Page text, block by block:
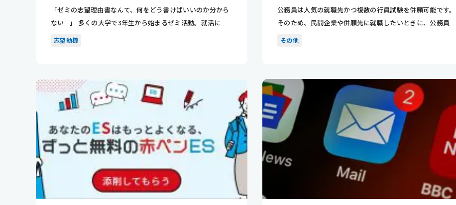
「ゼミの志望理由書なんて、何をどう書けばいいのか分から
ない…」 多くの大学で3年生から始まるゼミ活動。就活に...
志望動機
公務員は人気の就職先かつ複数の行員試験を併願可能です。
そのため、民間企業や併願先に就職したいときに、公務員の
その他